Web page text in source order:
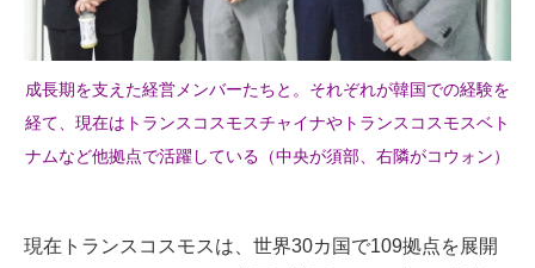
成長期を支えた経営メンバーたちと。それぞれが韓国での経験を
経て、現在はトランスコスモスチャイナやトランスコスモスベト
ナムなど他拠点で活躍している（中央が須部、右隣がコウォン）
現在トランスコスモスは、世界30カ国で109拠点を展開